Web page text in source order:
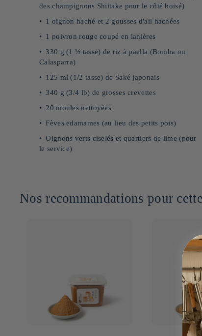
des champignons Shiitake pour le côté boisé)
1 oignon haché et 2 gousses d'ail hachées
1 poivron rouge coupé en lanières
330 g (1 ½ tasse) de riz à paella (Bomba ou
Calasparra)
125 ml (1/2 tasse) de Saké japonais
340 g (3/4 lb) de grosses crevettes
20 moules nettoyées
Fèves edamames (au lieu des petits pois)
Oignons verts ciselés et quartiers de lime (pour
le service)
Nos recommandations pour